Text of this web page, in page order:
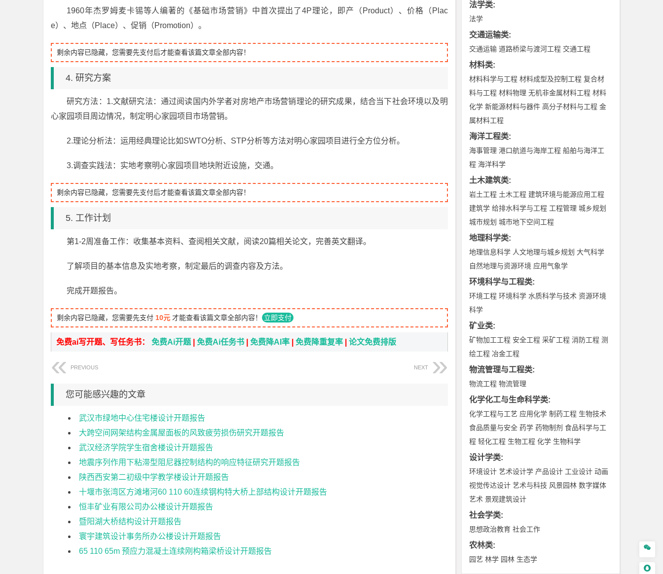
1960年杰罗姆麦卡锡等人编著的《基础市场营销》中首次提出了4P理论，即产（Product）、价格（Plac
e）、地点（Place）、促销（Promotion）。
剩余内容已隐藏，您需要先支付后才能查看该篇文章全部内容！
4. 研究方案
研究方法：1.文献研究法：通过阅读国内外学者对房地产市场营销理论的研究成果，结合当下社会环境以及明
心家园项目周边情况，制定明心家园项目市场营销。
2.理论分析法：运用经典理论比如SWTO分析、STP分析等方法对明心家园项目进行全方位分析。
3.调查实践法：实地考察明心家园项目地块附近设施，交通。
剩余内容已隐藏，您需要先支付后才能查看该篇文章全部内容！
5. 工作计划
第1-2周准备工作：收集基本资料、查阅相关文献，阅读20篇相关论文，完善英文翻译。
了解项目的基本信息及实地考察，制定最后的调查内容及方法。
完成开题报告。
剩余内容已隐藏，您需要先支付 10元 才能查看该篇文章全部内容！ 立即支付
免费ai写开题、写任务书： 免费Ai开题 免费Ai任务书 免费降AI率 免费降重复率 论文免费排版
PREVIOUS NEXT
您可能感兴趣的文章
武汉市绿地中心住宅楼设计开题报告
大跨空间网架结构金属屋面板的风致疲劳损伤研究开题报告
武汉经济学院学生宿舍楼设计开题报告
地震序列作用下粘滞型阻尼器控制结构的响应特征研究开题报告
陕西西安第二初级中学教学楼设计开题报告
十堰市张湾区方滩堵河60 110 60连续钢构特大桥上部结构设计开题报告
恒丰矿业有限公司办公楼设计开题报告
暨阳湖大桥结构设计开题报告
寰宇建筑设计事务所办公楼设计开题报告
65 110 65m 预应力混凝土连续刚构箱梁桥设计开题报告
法学类:
法学
交通运输类:
交通运输 道路桥梁与渡河工程 交通工程
材料类:
材料科学与工程 材料成型及控制工程 复合材
料与工程 材料物理 无机非金属材料工程 材料
化学 新能源材料与器件 高分子材料与工程 金
属材料工程
海洋工程类:
海事管理 港口航道与海岸工程 船舶与海洋工
程 海洋科学
土木建筑类:
岩土工程 土木工程 建筑环境与能源应用工程
建筑学 给排水科学与工程 工程管理 城乡规划
城市规划 城市地下空间工程
地理科学类:
地理信息科学 人文地理与城乡规划 大气科学
自然地理与资源环境 应用气象学
环境科学与工程类:
环境工程 环境科学 水质科学与技术 资源环境
科学
矿业类:
矿物加工工程 安全工程 采矿工程 消防工程 测
绘工程 冶金工程
物流管理与工程类:
物流工程 物流管理
化学化工与生命科学类:
化学工程与工艺 应用化学 制药工程 生物技术
食品质量与安全 药学 药物制剂 食品科学与工
程 轻化工程 生物工程 化学 生物科学
设计学类:
环境设计 艺术设计学 产品设计 工业设计 动画
视觉传达设计 艺术与科技 风景园林 数字媒体
艺术 景观建筑设计
社会学类:
思想政治教育 社会工作
农林类:
园艺 林学 园林 生态学

